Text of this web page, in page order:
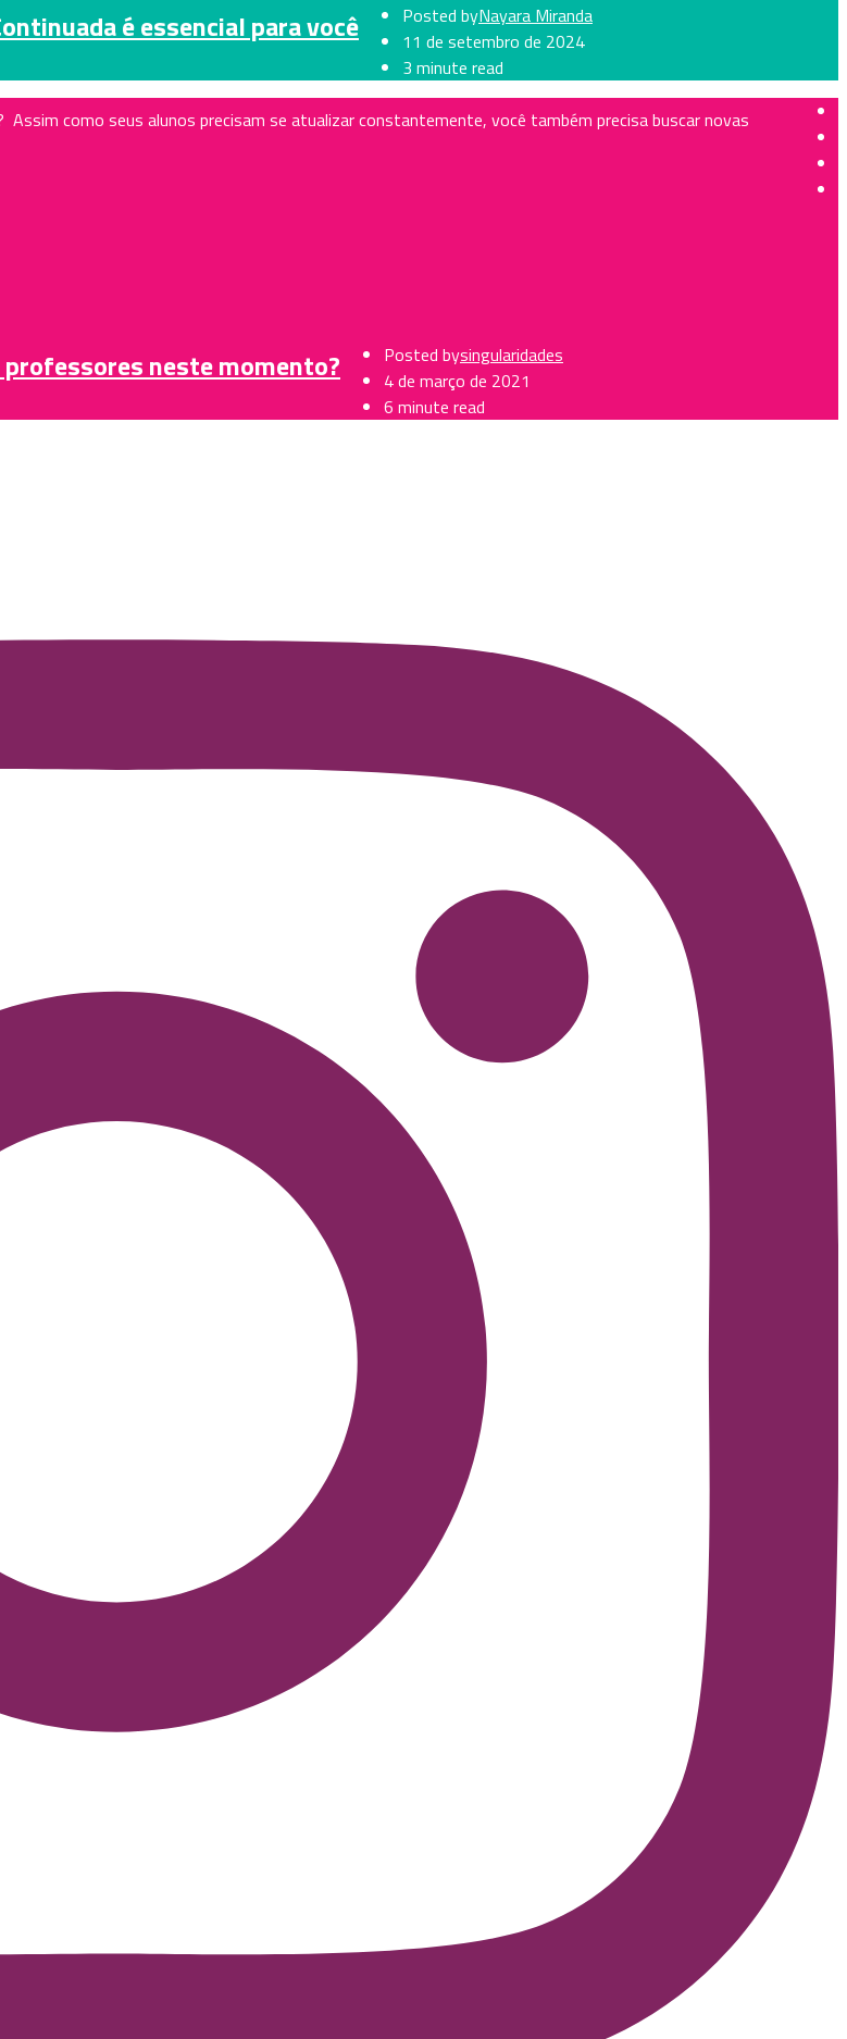
é essencial para você
Assim como seus alunos precisam se atualizar constantemente, você também precisa buscar novas
Posted byNayara Miranda
11 de setembro de 2024
3 minute read
professores neste momento? Posted bysingularidades
4 de março de 2021
6 minute read